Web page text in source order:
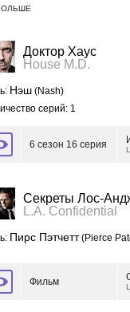
Доктор Хаус
House M.D.
Нэш (Nash)
серий: 1
6 сезон 16 серия
Секреты Лос-
L.A. Confidential
Пирс Пэтчетт(Pierce
Фильм